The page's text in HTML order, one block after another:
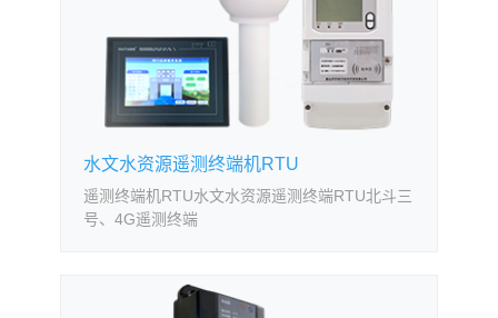
水文水资源遥测终端机RTU
遥测终端机RTU水文水资源遥测终端RTU北斗三
号、4G遥测终端